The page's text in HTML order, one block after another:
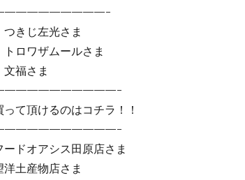
じ左光さま
ワザムールさま
福さま
て頂けるのはコチラ！！
シス田原店さま
物店さま